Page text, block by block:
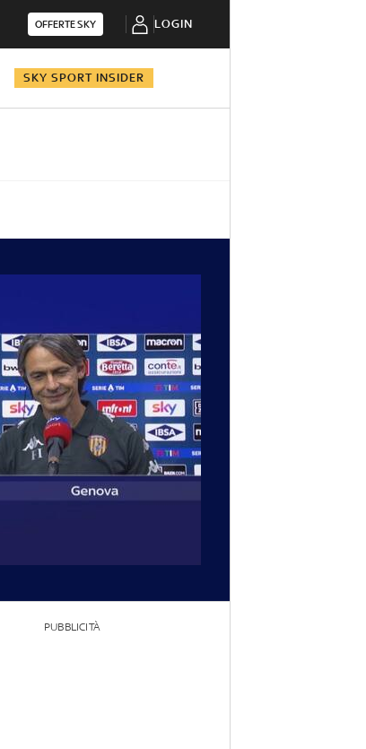
OFFERTE SKY LOGIN
SKY SPORT INSIDER
PUBBLICITÀ